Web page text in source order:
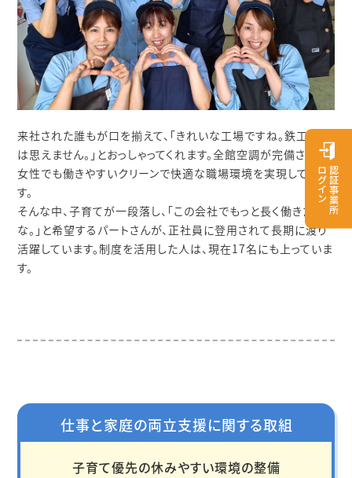
来社された誰もが口を揃えて、「きれいな工場ですね。鉄工所と
は思えません。」とおっしゃってくれます。全館空調が完備され、
女性でも働きやすいクリーンで快適な職場環境を実現していま
す。
そんな中、子育てが一段落し、「この会社でもっと長く働きたい
な。」と希望するパートさんが、正社員に登用されて長期に渡り
活躍しています。制度を活用した人は、現在17名にも上っていま
す。
仕事と家庭の両立支援に関する取組
子育て優先の休みやすい環境の整備